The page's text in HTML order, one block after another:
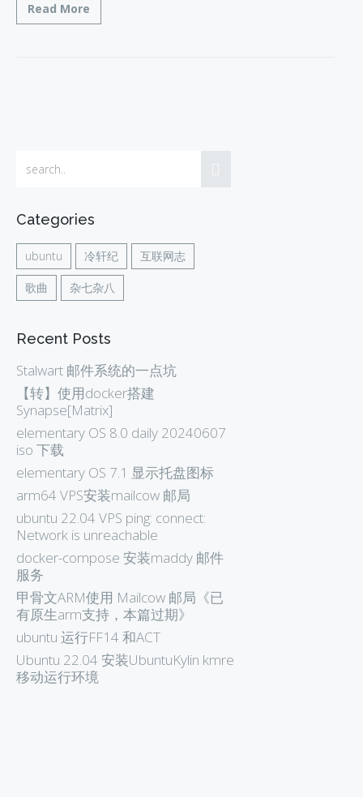
Read More
Categories
ubuntu 冷轩纪 互联网志
歌曲 杂七杂八
Recent Posts
Stalwart 邮件系统的一点坑
【转】使用docker搭建
Synapse[Matrix]
elementary OS 8.0 daily 20240607
iso 下载
elementary OS 7.1 显示托盘图标
arm64 VPS安装mailcow 邮局
ubuntu 22.04 VPS ping: connect:
Network is unreachable
docker-compose 安装maddy 邮件
服务
甲骨文ARM使用 Mailcow 邮局《已
有原生arm支持，本篇过期》
ubuntu 运行FF14 和ACT
Ubuntu 22.04 安装UbuntuKylin kmre
移动运行环境